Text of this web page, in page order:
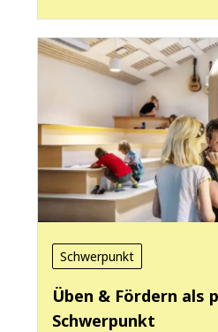
Schwerpunkt
Üben & Fördern als
Schwerpunkt